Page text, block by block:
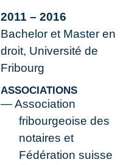
2011 – 2016
Bachelor et Master en
droit, Université de
Fribourg
ASSOCIATIONS
Association
fribourgeoise des
notaires et
Fédération suisse